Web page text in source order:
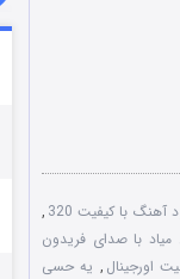
آهنگ با کیفیت 320
,
میاد با صدای فریدون
اورجینال , یه حسی